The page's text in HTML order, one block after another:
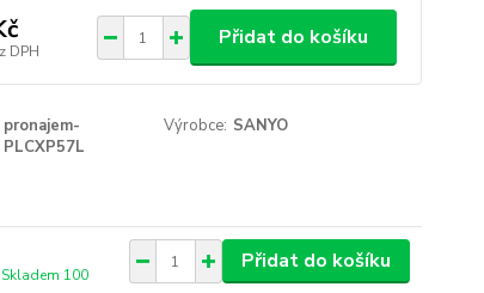
DPH
Přidat do košíku
pronajem-
PLCXP57L
Výrobce: SANYO
Skladem 100
Přidat do košíku